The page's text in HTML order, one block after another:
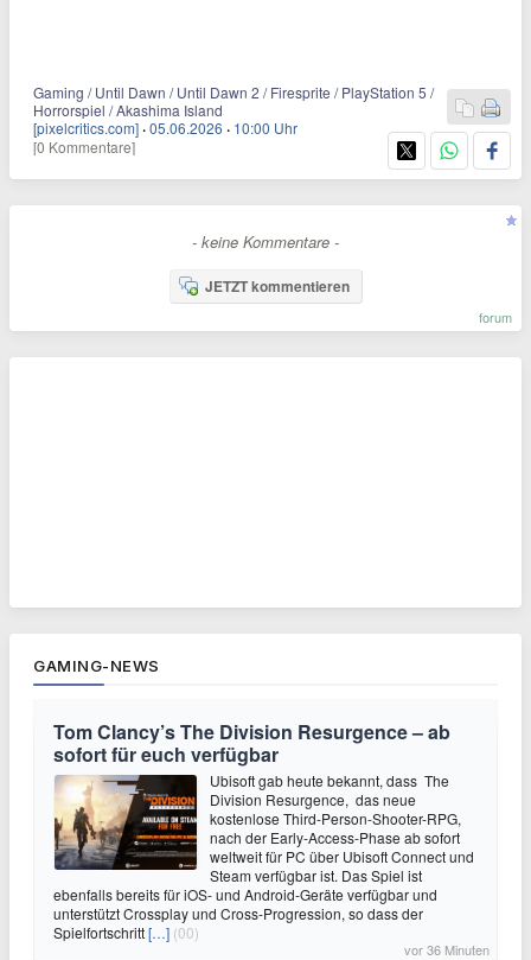
Gaming / Until Dawn / Until Dawn 2 / Firesprite / PlayStation 5 /
Horrorspiel / Akashima Island
[pixelcritics.com] ·05.06.2026 · 10:00 Uhr
[0 Kommentare]
- keine Kommentare -
JETZT kommentieren
forum
GAMING-NEWS
Tom Clancy’s The Division Resurgence – ab
sofort für euch verfügbar
Ubisoft gab heute bekannt, dass The
Division Resurgence, das neue
kostenlose Third-Person-Shooter-RPG,
nach der Early-Access-Phase ab sofort
weltweit für PC über Ubisoft Connect und
Steam verfügbar ist. Das Spiel ist
ebenfalls bereits für iOS- und Android-Geräte verfügbar und
unterstützt Crossplay und Cross-Progression, so dass der
Spielfortschritt[…] (00)
vor 36 Minuten